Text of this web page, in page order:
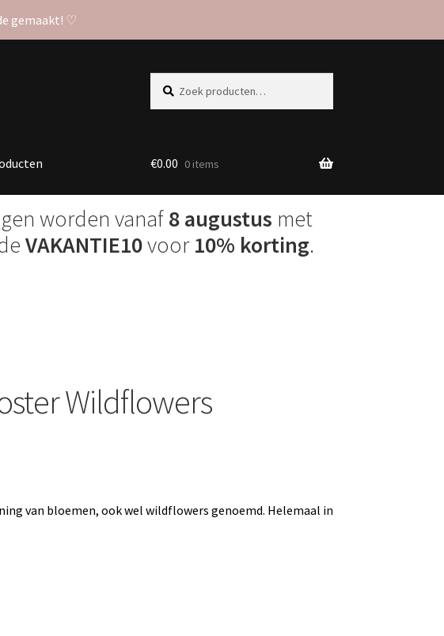
gemaakt! ♡
naar:
€0.00 0 items
worden vanaf8 augustus met
VAKANTIE10voor10% korting.
Wildflowers
van bloemen, ook wel wildflowers genoemd. Helemaal in